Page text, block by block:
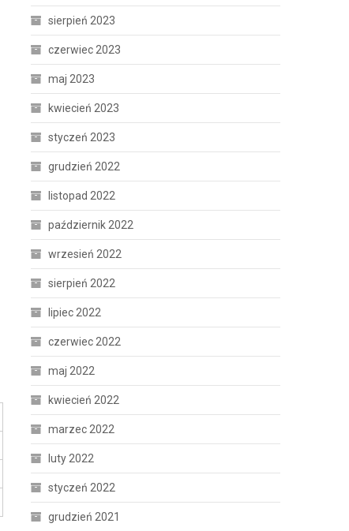
sierpień 2023
czerwiec 2023
maj 2023
kwiecień 2023
styczeń 2023
grudzień 2022
listopad 2022
październik 2022
wrzesień 2022
sierpień 2022
lipiec 2022
czerwiec 2022
maj 2022
kwiecień 2022
marzec 2022
luty 2022
styczeń 2022
grudzień 2021